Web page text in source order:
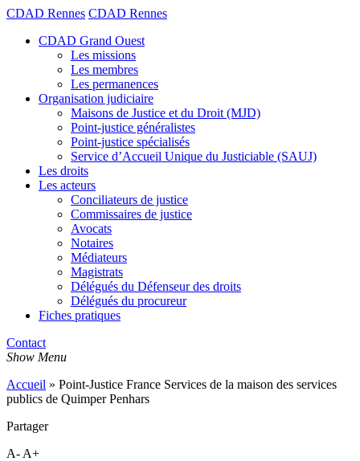
CDAD Rennes CDAD Rennes
CDAD Grand Ouest
Les missions
Les membres
Les permanences
Organisation judiciaire
Maisons de Justice et du Droit (MJD)
Point-justice généralistes
Point-justice spécialisés
Service d’Accueil Unique du Justiciable (SAUJ)
Les droits
Les acteurs
Conciliateurs de justice
Commissaires de justice
Avocats
Notaires
Médiateurs
Magistrats
Délégués du Défenseur des droits
Délégués du procureur
Fiches pratiques
Contact
Show Menu
Accueil » Point-Justice France Services de la maison des services
publics de Quimper Penhars
Partager
A- A+